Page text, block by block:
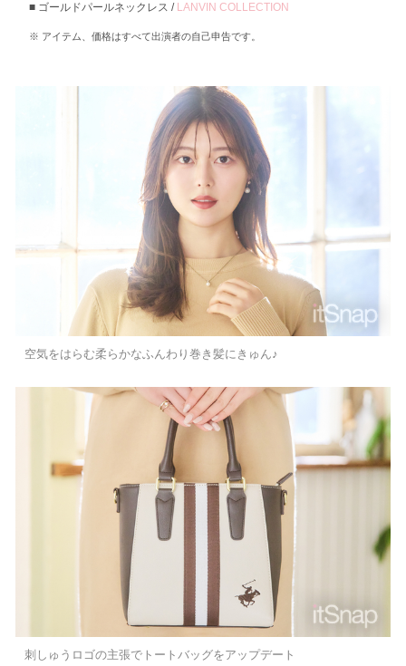
ゴールドパールネックレス / LANVIN COLLECTION
アイテム、価格はすべて出演者の自己申告です。
空気をはらむ柔らかなふんわり巻き髪にきゅん♪
刺しゅうロゴの主張でトートバッグをアップデート